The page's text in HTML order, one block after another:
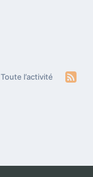
Toute l’activité